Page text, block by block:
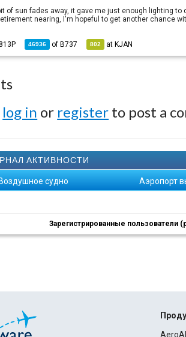
of sun fades away, it gave me just enough lighting to
nearing, I'm hopeful to get another chance
46936 of B737 802 at KJAN
log in or register to post a
АКТИВНОСТИ
Воздушное судно Аэропорт
Зарегистрированные пользователи